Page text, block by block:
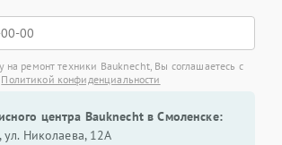
на ремонт техники Bauknecht, Вы соглашаетесь с
Политикой конфиденциальности
центра Bauknecht в Смоленске:
ул. Николаева, 12А